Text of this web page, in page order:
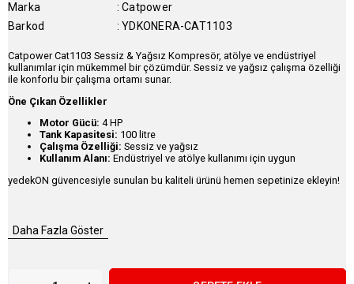
Marka : Catpower
Barkod
: YDKONERA-CAT1103
Catpower Cat1103 Sessiz & Yağsız Kompresör, atölye ve endüstriyel
kullanımlar için mükemmel bir çözümdür. Sessiz ve yağsız çalışma özelliği
ile konforlu bir çalışma ortamı sunar.
Öne Çıkan Özellikler
Motor Gücü: 4 HP
Tank Kapasitesi: 100 litre
Çalışma Özelliği: Sessiz ve yağsız
Kullanım Alanı: Endüstriyel ve atölye kullanımı için uygun
yedekON güvencesiyle sunulan bu kaliteli ürünü hemen sepetinize ekleyin!
Daha Fazla Göster